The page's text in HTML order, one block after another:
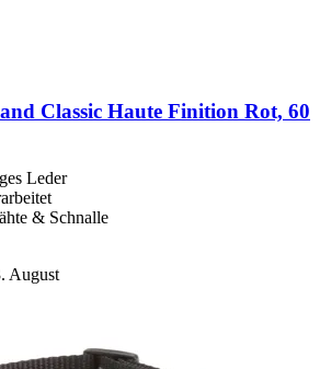
Classic Haute Finition Rot, 60
Leder
& Schnalle
August